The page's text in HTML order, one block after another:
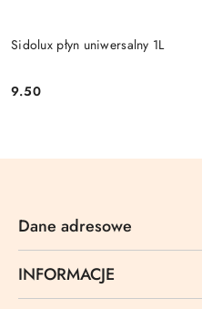
Sidolux płyn uniwersalny 1L
Cena:
9.50
Dane adresowe
INFORMACJE